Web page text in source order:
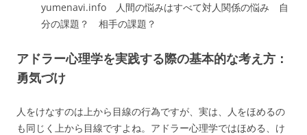
yumenavi.info 人間の悩みはすべて対人関係の悩み 自
分の課題？ 相手の課題？
アドラー心理学を実践する際の基本的な考え方：
勇気づけ
人をけなすのは上から目線の行為ですが、実は、人をほめるの
も同じく上から目線ですよね。アドラー心理学ではほめる、け